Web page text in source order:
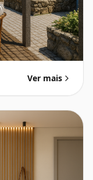
Ver mais